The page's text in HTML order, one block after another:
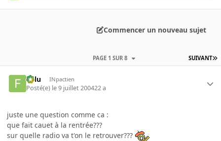
Commencer un nouveau sujet
SUIVANT
PAGE 1 SUR 8
Fulu INpactien
Posté(e) le 9 juillet 200422 a
juste une question comme ca :
que fait cauet à la rentrée???
sur quelle radio va t'on le retrouver???